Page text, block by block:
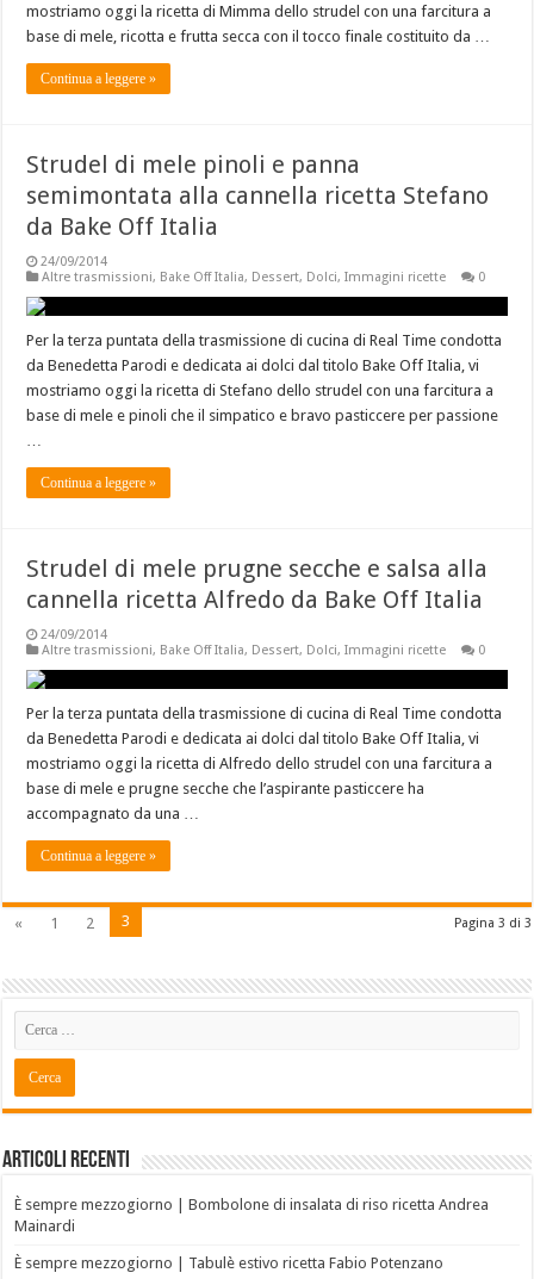
mostriamo oggi la ricetta di Mimma dello strudel con una farcitura a
base di mele, ricotta e frutta secca con il tocco finale costituito da …
Continua a leggere »
Strudel di mele pinoli e panna
semimontata alla cannella ricetta Stefano
da Bake Off Italia
24/09/2014
Altre trasmissioni, Bake Off Italia, Dessert, Dolci,Immagini ricette 0
Per la terza puntata della trasmissione di cucina di Real Time condotta
da Benedetta Parodi e dedicata ai dolci dal titolo Bake Off Italia, vi
mostriamo oggi la ricetta di Stefano dello strudel con una farcitura a
base di mele e pinoli che il simpatico e bravo pasticcere per passione
Continua a leggere »
Strudel di mele prugne secche e salsa alla
cannella ricetta Alfredo da Bake Off Italia
24/09/2014
Altre trasmissioni, Bake Off Italia, Dessert, Dolci,Immagini ricette 0
Per la terza puntata della trasmissione di cucina di Real Time condotta
da Benedetta Parodi e dedicata ai dolci dal titolo Bake Off Italia, vi
mostriamo oggi la ricetta di Alfredo dello strudel con una farcitura a
base di mele e prugne secche che l’aspirante pasticcere ha
accompagnato da una …
Continua a leggere »
Pagina 3 di 3
« 1 2 3
Articoli recenti
È sempre mezzogiorno | Bombolone di insalata di riso ricetta Andrea
Mainardi
È sempre mezzogiorno | Tabulè estivo ricetta Fabio Potenzano